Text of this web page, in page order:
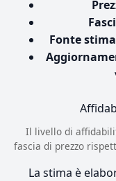
Fonte
Il livello di
fascia di prezzo
La stima è